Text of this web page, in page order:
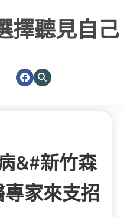
擇聽見自己
&#新竹森
家來支招